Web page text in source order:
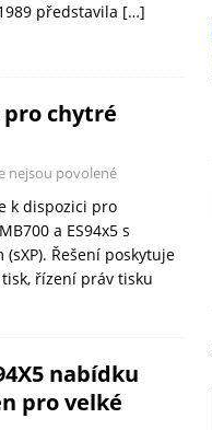
představila […]
chytré
nejsou povolené
k dispozici pro
a ES94x5 s
Řešení poskytuje
řízení práv tisku
nabídku
pro velké